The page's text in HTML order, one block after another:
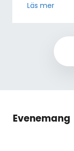
Läs mer
Evenemang